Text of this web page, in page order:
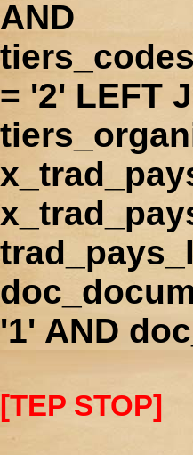
AND
= '2' LEFT
'1' AND
[TEP STOP]